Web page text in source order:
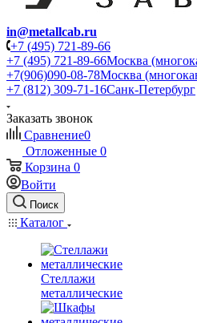
in@metallcab.ru
+7 (495) 721-89-66
+7 (495) 721-89-66Москва
+7(906)090-08-78Москва
+7 (812) 309-71-16Санк-Петербург
Заказать звонок
Сравнение0
Отложенные 0
Корзина 0
Войти
Поиск
Каталог
Стеллажи
металлические